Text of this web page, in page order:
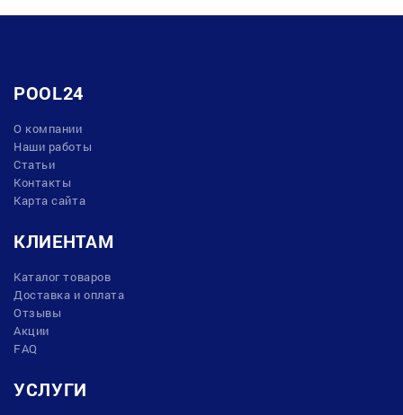
POOL24
О компании
Наши работы
Статьи
Контакты
Карта сайта
КЛИЕНТАМ
Каталог товаров
Доставка и оплата
Отзывы
Акции
FAQ
УСЛУГИ